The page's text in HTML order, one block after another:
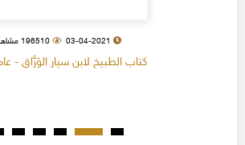
03-04-2021 196510 مشاهدة
كتاب الطبيخ لابن سيار الوَرَّاق - عام 940م